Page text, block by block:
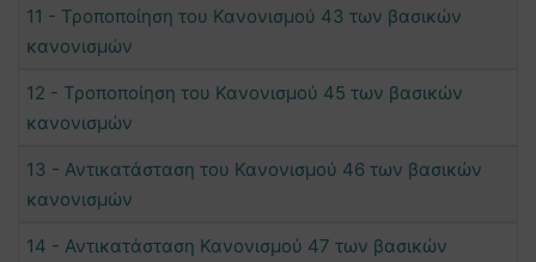
11 - Τροποποίηση του Κανονισμού 43 των βασικών
κανονισμών
12 - Τροποποίηση του Κανονισμού 45 των βασικών
κανονισμών
13 - Αντικατάσταση του Κανονισμού 46 των βασικών
κανονισμών
14 - Αντικατάσταση Κανονισμού 47 των βασικών